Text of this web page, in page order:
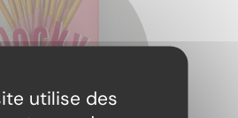
utilise des